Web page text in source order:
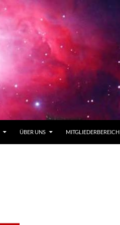
ÜBER UNS MITGLIEDERBEREICH